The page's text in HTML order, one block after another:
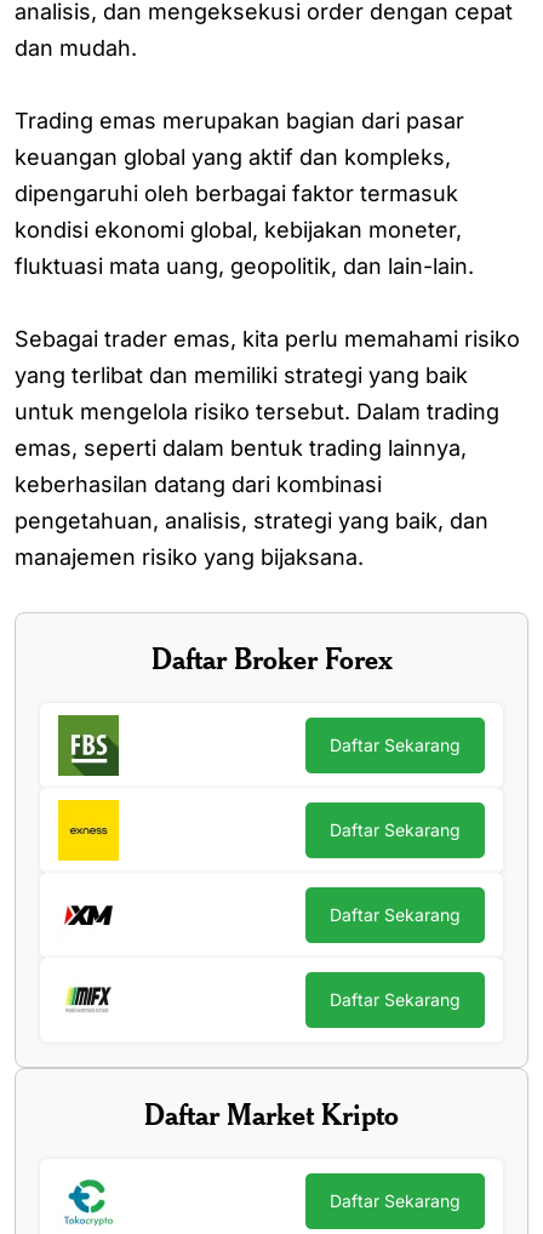
analisis, dan mengeksekusi order dengan cepat
dan mudah.
Trading emas merupakan bagian dari pasar
keuangan global yang aktif dan kompleks,
dipengaruhi oleh berbagai faktor termasuk
kondisi ekonomi global, kebijakan moneter,
fluktuasi mata uang, geopolitik, dan lain-lain.
Sebagai trader emas, kita perlu memahami risiko
yang terlibat dan memiliki strategi yang baik
untuk mengelola risiko tersebut. Dalam trading
emas, seperti dalam bentuk trading lainnya,
keberhasilan datang dari kombinasi
pengetahuan, analisis, strategi yang baik, dan
manajemen risiko yang bijaksana.
Daftar Broker Forex
Daftar Sekarang
Daftar Sekarang
Daftar Sekarang
Daftar Sekarang
Daftar Market Kripto
Daftar Sekarang